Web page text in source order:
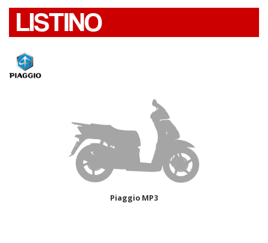
LISTINO
Piaggio MP3